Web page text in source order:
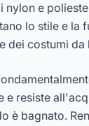
nylon e
lo stile e la
dei costumi da
e resiste
è bagnato.